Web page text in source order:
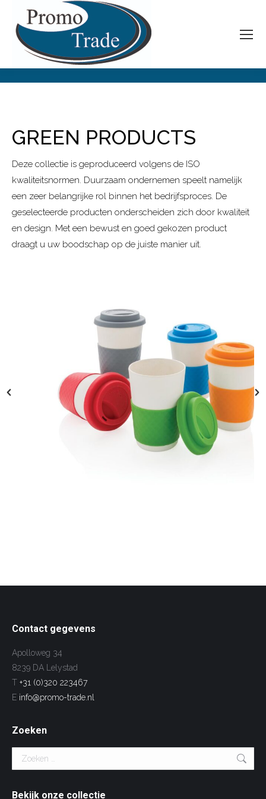
GREEN PRODUCTS
GREEN PRODUCTS
Deze collectie is geproduceerd volgens de ISO
kwaliteitsnormen. Duurzaam ondernemen speelt namelijk
een zeer belangrijke rol binnen het bedrijfsproces. De
geselecteerde producten onderscheiden zich door kwaliteit
en design. Met een bewust en goed gekozen product
draagt u uw boodschap op de juiste manier uit.
Contact gegevens
Apolloweg 34
8239 DA Lelystad
T +31 (0)320 223467
E info@promo-trade.nl
Zoeken
Search:
Bekijk onze collectie